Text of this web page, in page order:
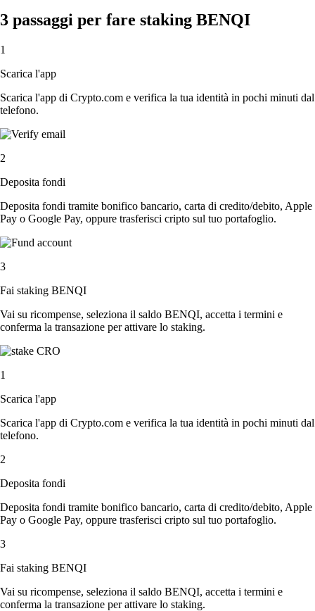
3 passaggi per fare staking BENQI
1
Scarica l'app
Scarica l'app di Crypto.com e verifica la tua identità in pochi minuti dal
telefono.
2
Deposita fondi
Deposita fondi tramite bonifico bancario, carta di credito/debito, Apple
Pay o Google Pay, oppure trasferisci cripto sul tuo portafoglio.
3
Fai staking BENQI
Vai su ricompense, seleziona il saldo BENQI, accetta i termini e
conferma la transazione per attivare lo staking.
1
Scarica l'app
Scarica l'app di Crypto.com e verifica la tua identità in pochi minuti dal
telefono.
2
Deposita fondi
Deposita fondi tramite bonifico bancario, carta di credito/debito, Apple
Pay o Google Pay, oppure trasferisci cripto sul tuo portafoglio.
3
Fai staking BENQI
Vai su ricompense, seleziona il saldo BENQI, accetta i termini e
conferma la transazione per attivare lo staking.